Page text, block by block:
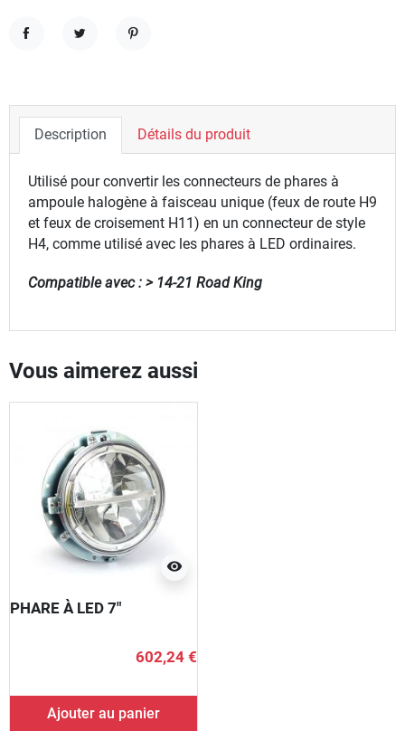
Description Détails du produit
Utilisé pour convertir les connecteurs de phares à
ampoule halogène à faisceau unique (feux de route H9
et feux de croisement H11) en un connecteur de style
H4, comme utilisé avec les phares à LED ordinaires.
Compatible avec : > 14-21 Road King
Vous aimerez aussi
visibility
PHARE À LED 7"
602,24 €
Ajouter au panier